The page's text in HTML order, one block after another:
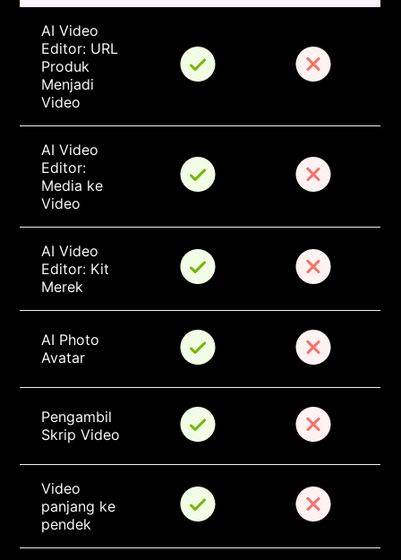
AI Video
Editor: URL
Produk
Menjadi
Video
AI Video
Editor:
Media ke
Video
AI Video
Editor: Kit
Merek
AI Photo
Avatar
Pengambil
Skrip Video
Video
panjang ke
pendek